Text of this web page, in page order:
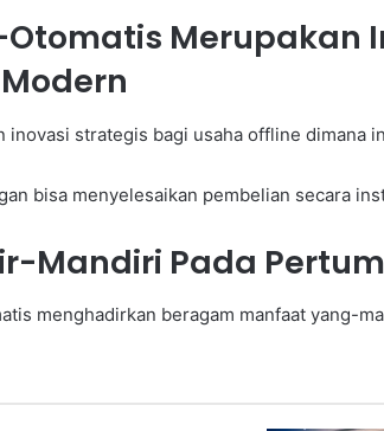
Merupakan
inovasi strategis bagi usaha offline dimana
bisa menyelesaikan pembelian secara
Mandiri Pada
menghadirkan beragam manfaat yang-